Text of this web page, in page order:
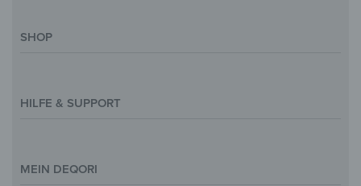
SHOP
Motive & Themenwelt
HILFE & SUPPORT
Hilfe & FAQ
MEIN DEQORI